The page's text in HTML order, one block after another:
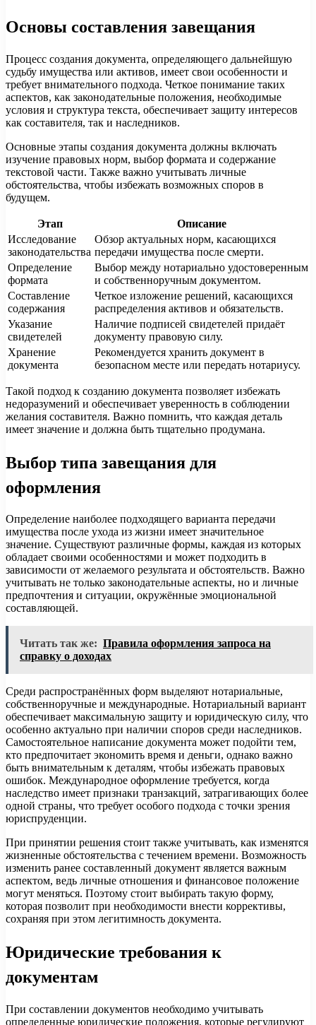
Основы составления завещания
Процесс создания документа, определяющего дальнейшую
судьбу имущества или активов, имеет свои особенности и
требует внимательного подхода. Четкое понимание таких
аспектов, как законодательные положения, необходимые
условия и структура текста, обеспечивает защиту интересов
как составителя, так и наследников.
Основные этапы создания документа должны включать
изучение правовых норм, выбор формата и содержание
текстовой части. Также важно учитывать личные
обстоятельства, чтобы избежать возможных споров в
будущем.
Этап
Описание
Исследование
законодательства
Обзор актуальных норм, касающихся
передачи имущества после смерти.
Определение
формата
Выбор между нотариально удостоверенным
и собственноручным документом.
Составление
содержания
Четкое изложение решений, касающихся
распределения активов и обязательств.
Указание
свидетелей
Наличие подписей свидетелей придаёт
документу правовую силу.
Хранение
документа
Рекомендуется хранить документ в
безопасном месте или передать нотариусу.
Такой подход к созданию документа позволяет избежать
недоразумений и обеспечивает уверенность в соблюдении
желания составителя. Важно помнить, что каждая деталь
имеет значение и должна быть тщательно продумана.
Выбор типа завещания для
оформления
Определение наиболее подходящего варианта передачи
имущества после ухода из жизни имеет значительное
значение. Существуют различные формы, каждая из которых
обладает своими особенностями и может подходить в
зависимости от желаемого результата и обстоятельств. Важно
учитывать не только законодательные аспекты, но и личные
предпочтения и ситуации, окружённые эмоциональной
составляющей.
Читать так же: Правила оформления запроса на
справку о доходах
Среди распространённых форм выделяют нотариальные,
собственноручные и международные. Нотариальный вариант
обеспечивает максимальную защиту и юридическую силу, что
особенно актуально при наличии споров среди наследников.
Самостоятельное написание документа может подойти тем,
кто предпочитает экономить время и деньги, однако важно
быть внимательным к деталям, чтобы избежать правовых
ошибок. Международное оформление требуется, когда
наследство имеет признаки транзакций, затрагивающих более
одной страны, что требует особого подхода с точки зрения
юриспруденции.
При принятии решения стоит также учитывать, как изменятся
жизненные обстоятельства с течением времени. Возможность
изменить ранее составленный документ является важным
аспектом, ведь личные отношения и финансовое положение
могут меняться. Поэтому стоит выбирать такую форму,
которая позволит при необходимости внести коррективы,
сохраняя при этом легитимность документа.
Юридические требования к
документам
При составлении документов необходимо учитывать
определенные юридические положения, которые регулируют